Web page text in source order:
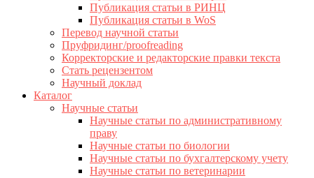
Публикация статьи в РИНЦ
Публикация статьи в WoS
Перевод научной статьи
Пруфридинг/proofreading
Корректорские и редакторские правки текста
Стать рецензентом
Научный доклад
Каталог
Научные статьи
Научные статьи по административному
праву
Научные статьи по биологии
Научные статьи по бухгалтерскому учету
Научные статьи по ветеринарии